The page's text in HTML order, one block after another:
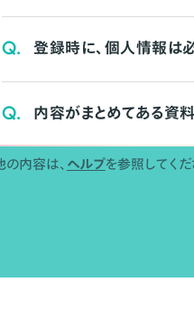
Q. 登録時に、個人情報は
Q. 内容がまとめてある資
の内容は、 ヘルプを参照してくだ